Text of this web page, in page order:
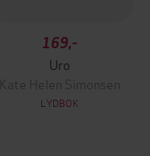
169,-
Uro
Kate Helen Simonsen
LYDBOK